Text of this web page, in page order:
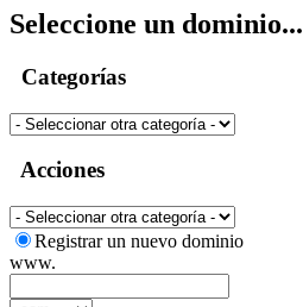
Seleccione un dominio...
Categorías
Acciones
Registrar un nuevo dominio
www.